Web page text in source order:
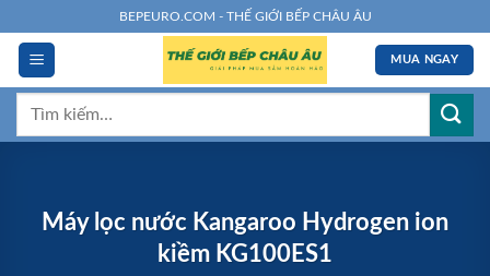
đến
dung
BEPEURO.COM - THẾ GIỚI BẾP CHÂU ÂU
MUA NGAY
Tìm
Máy lọc nước Kangaroo Hydrogen ion
kiềm KG100ES1